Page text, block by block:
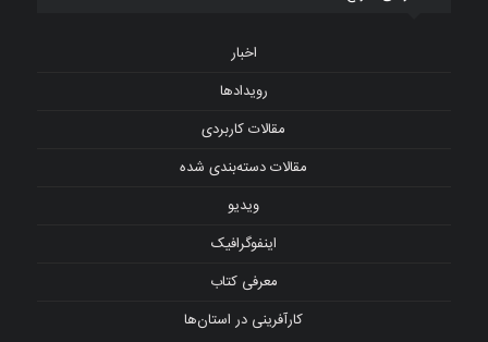
اخبار
رویدادها
مقالات کاربردی
مقالات دسته‌بندی شده
ویدیو
اینفوگرافیک
معرفی کتاب
کارآفرینی در استان‌ها